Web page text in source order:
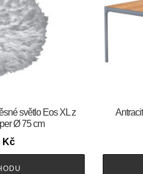
světlo Eos XL z
Ø 75 cm
Kč